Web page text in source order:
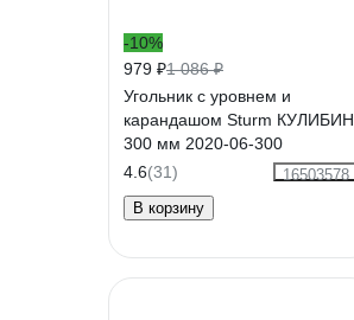
-10%
979 ₽1 086 ₽
Угольник с уровнем и
карандашом Sturm КУЛИБИН
300 мм 2020-06-300
4.6(31)
16503578
В корзину